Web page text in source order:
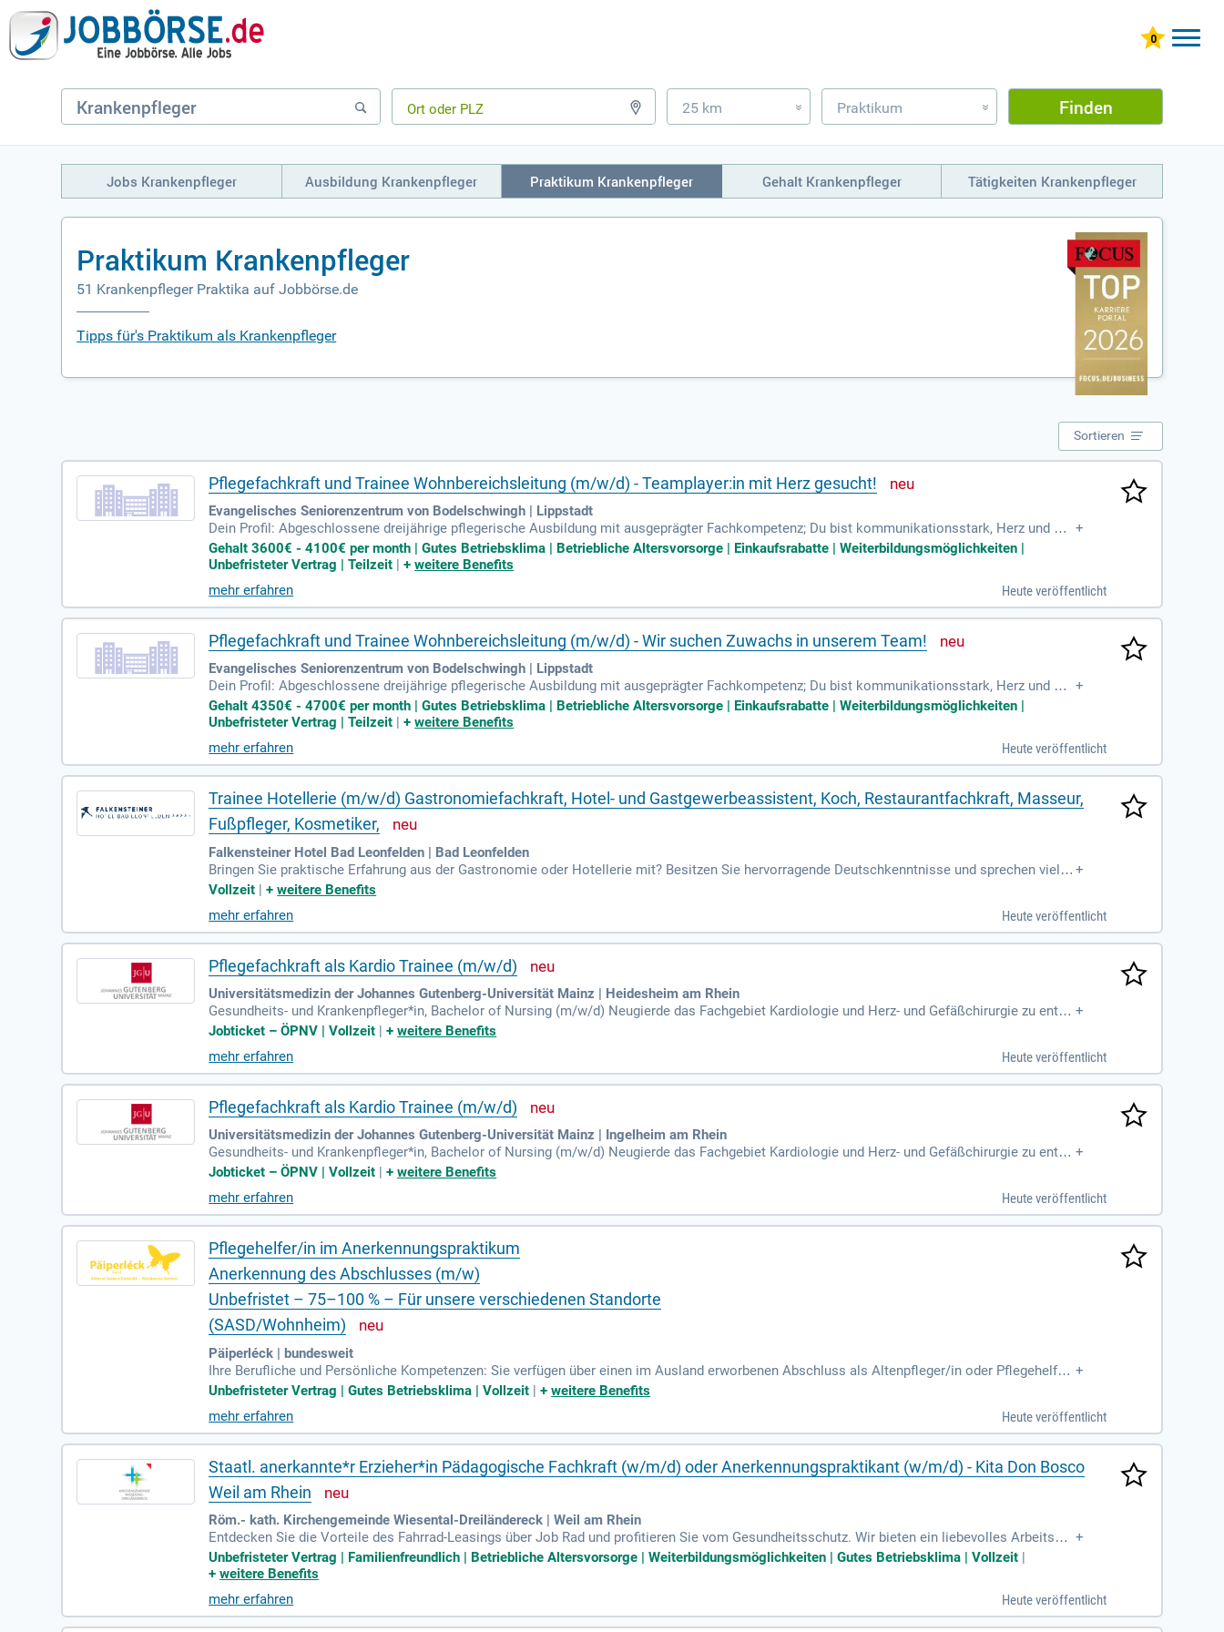
25 km » Praktikum » Finden
Jobs Krankenpfleger Ausbildung Krankenpfleger Praktikum Krankenpfleger Gehalt Krankenpfleger Tätigkeiten Krankenpfleger
Praktikum Krankenpfleger
51 Krankenpfleger Praktika auf Jobbörse.de
Tipps für's Praktikum als Krankenpfleger
Sortieren
Pflegefachkraft und Trainee Wohnbereichsleitung (m/w/d) - Teamplayer:in mit Herz gesucht!
Evangelisches Seniorenzentrum von Bodelschwingh | Lippstadt
Dein Profil: Abgeschlossene dreijährige pflegerische Ausbildung mit ausgeprägter Fachkompetenz; Du bist kommunikationsstark, Herz und Hu
mor begleiten Deinen Tag; Du bist motiviert, Dich persönlich und fachlich weiterzuentwickeln; Du kannst Dich gut in
+
Gehalt 3600€ - 4100€ per month | Gutes Betriebsklima | Betriebliche Altersvorsorge | Einkaufsrabatte | Weiterbildungsmöglichkeiten |
Unbefristeter Vertrag | Teilzeit |+weitere Benefits
mehr erfahren
Heute veröffentlicht
Pflegefachkraft und Trainee Wohnbereichsleitung (m/w/d) - Wir suchen Zuwachs in unserem Team!
Evangelisches Seniorenzentrum von Bodelschwingh | Lippstadt
Dein Profil: Abgeschlossene dreijährige pflegerische Ausbildung mit ausgeprägter Fachkompetenz; Du bist kommunikationsstark, Herz und Hu
mor begleiten Deinen Tag; Du bist motiviert, Dich persönlich und fachlich weiterzuentwickeln; Du kannst Dich gut in
+
Gehalt 4350€ - 4700€ per month | Gutes Betriebsklima | Betriebliche Altersvorsorge | Einkaufsrabatte | Weiterbildungsmöglichkeiten |
Unbefristeter Vertrag | Teilzeit |+weitere Benefits
mehr erfahren
Heute veröffentlicht
Trainee Hotellerie (m/w/d) Gastronomiefachkraft, Hotel- und Gastgewerbeassistent, Koch, Restaurantfachkraft, Masseur,
Fußpfleger, Kosmetiker,
Falkensteiner Hotel Bad Leonfelden | Bad Leonfelden
Bringen Sie praktische Erfahrung aus der Gastronomie oder Hotellerie mit? Besitzen Sie hervorragende Deutschkenntnisse und sprechen viellei
cht noch weitere Sprachen? Dann sind Sie bei uns genau richtig! Bewerben Sie sich jetzt und werden Sie Teil unseres Teams!
+
Vollzeit |+weitere Benefits
mehr erfahren
Heute veröffentlicht
Pflegefachkraft als Kardio Trainee (m/w/d)
Universitätsmedizin der Johannes Gutenberg-Universität Mainz | Heidesheim am Rhein
Gesundheits- und Krankenpfleger*in, Bachelor of Nursing (m/w/d) Neugierde das Fachgebiet Kardiologie und Herz- und Gefäßchirurgie zu entde
cken Selbstständiges sowie eigenverantwortliches Arbeiten Bereitschaft zur Zusammenarbeit in einem multiprofessionellen
+
Jobticket – ÖPNV | Vollzeit |+weitere Benefits
mehr erfahren
Heute veröffentlicht
Pflegefachkraft als Kardio Trainee (m/w/d)
Universitätsmedizin der Johannes Gutenberg-Universität Mainz | Ingelheim am Rhein
Gesundheits- und Krankenpfleger*in, Bachelor of Nursing (m/w/d) Neugierde das Fachgebiet Kardiologie und Herz- und Gefäßchirurgie zu entde
cken Selbstständiges sowie eigenverantwortliches Arbeiten Bereitschaft zur Zusammenarbeit in einem multiprofessionellen
+
Jobticket – ÖPNV | Vollzeit |+weitere Benefits
mehr erfahren
Heute veröffentlicht
Pflegehelfer/in im Anerkennungspraktikum
Anerkennung des Abschlusses (m/w)
Unbefristet – 75–100 % – Für unsere verschiedenen Standorte
(SASD/Wohnheim)
Päiperléck | bundesweit
Ihre Berufliche und Persönliche Kompetenzen: Sie verfügen über einen im Ausland erworbenen Abschluss als Altenpfleger/in oder Pflegehelfer/
in (Aide-soignant/e); Sie befinden sich in einem Anerkennungs- bzw.
+
Unbefristeter Vertrag | Gutes Betriebsklima | Vollzeit |+weitere Benefits
mehr erfahren
Heute veröffentlicht
Staatl. anerkannte*r Erzieher*in Pädagogische Fachkraft (w/m/d) oder Anerkennungspraktikant (w/m/d) - Kita Don Bosco
Weil am Rhein
Röm.- kath. Kirchengemeinde Wiesental-Dreiländereck | Weil am Rhein
Entdecken Sie die Vorteile des Fahrrad-Leasings über Job Rad und profitieren Sie vom Gesundheitsschutz. Wir bieten ein liebevolles Arbeitsum
feld, das auf den Werten der katholischen Erziehung basiert. Sie sind kreativ und haben Freude an der pädagogischen Arbeit mit Kindern? Dann
sind Sie bei uns genau richtig! Teamarbeit und ein wertschätzender Umgang sind uns wichtig. Wir unterstützen Sie bei der Suche nach Kinderga
+
Unbefristeter Vertrag | Familienfreundlich | Betriebliche Altersvorsorge | Weiterbildungsmöglichkeiten | Gutes Betriebsklima | Vollzeit |
+weitere Benefits
mehr erfahren
Heute veröffentlicht